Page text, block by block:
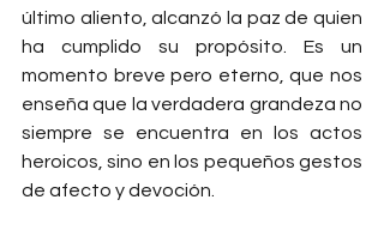
último aliento, alcanzó la paz de quien
ha cumplido su propósito. Es un
momento breve pero eterno, que nos
enseña que la verdadera grandeza no
siempre se encuentra en los actos
heroicos, sino en los pequeños gestos
de afecto y devoción.